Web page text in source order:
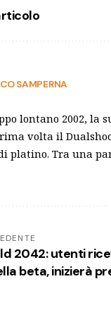
SAMPERNA
lontano 2002, la
volta il
platino. Tra una
2042: utenti
beta, inizierà